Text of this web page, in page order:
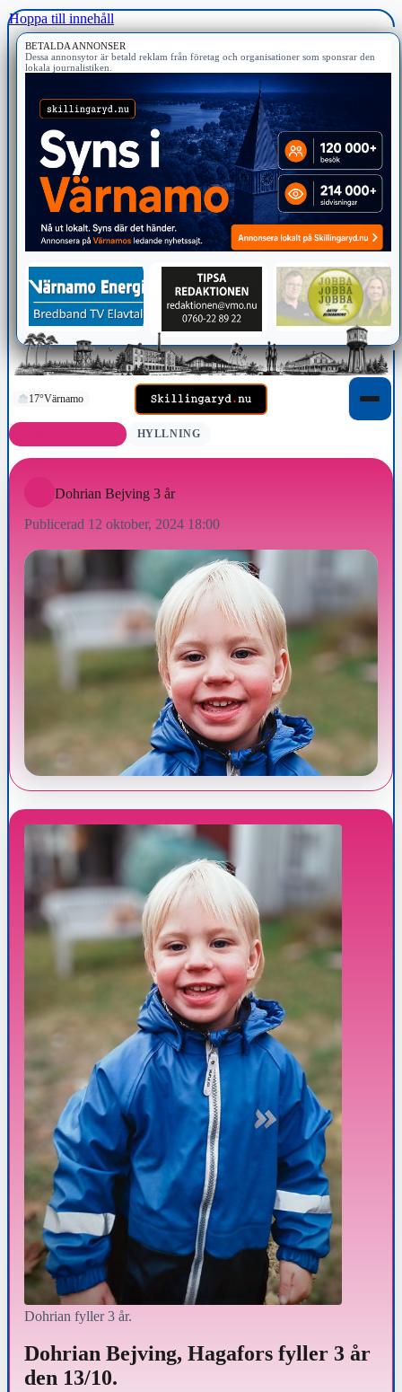
Hoppa till innehåll
BETALDA ANNONSER
Dessa annonsytor är betald reklam från företag och organisationer som sponsrar den
lokala journalistiken.
17°Värnamo
HYLLNING
Dohrian Bejving 3 år
Publicerad 12 oktober, 2024 18:00
Dohrian fyller 3 år.
Dohrian Bejving, Hagafors fyller 3 år
den 13/10.